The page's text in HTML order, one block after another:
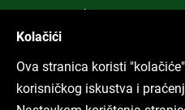
ARHIVA TEKSTOVA
Kolačići
Ova stranica koristi
korisničkog iskustva i